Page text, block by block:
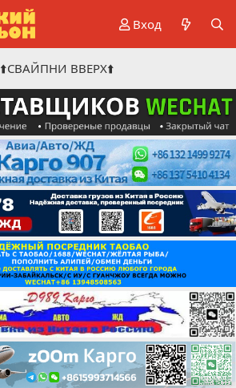
Вход
⬆️СВАЙПНИ ВВЕРХ⬆️